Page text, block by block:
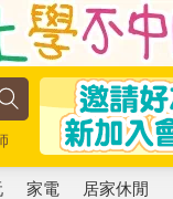
家電 居家休閒